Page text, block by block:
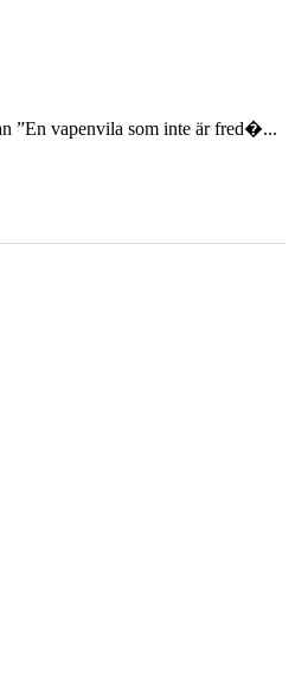
”En vapenvila som inte är fred�...